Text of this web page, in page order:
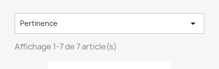
Pertinence 
Affichage 1-7 de 7 article(s)